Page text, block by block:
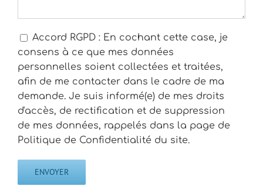
Accord RGPD : En cochant cette case, je
consens à ce que mes données
personnelles soient collectées et traitées,
afin de me contacter dans le cadre de ma
demande. Je suis informé(e) de mes droits
d'accès, de rectification et de suppression
de mes données, rappelés dans la page de
Politique de Confidentialité du site.